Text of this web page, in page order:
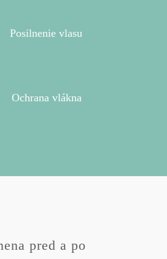
Posilnenie vlasu
Ochrana vlákna
pred a po